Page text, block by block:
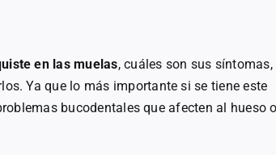
en las muelas, cuáles son sus síntomas,
Ya que lo más importante si se tiene este
bucodentales que afecten al hueso o